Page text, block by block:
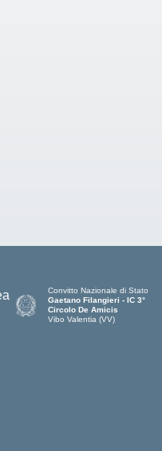
Convitto Nazionale di Stato
Gaetano Filangieri - IC 3°
Circolo De Amicis
Vibo Valentia (VV)